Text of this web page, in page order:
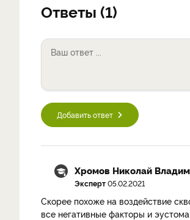
Ответы (1)
Добавить ответ
Хромов Николай
Эксперт05.02.2021
Скорее похоже на воздействие
все негативные факторы и